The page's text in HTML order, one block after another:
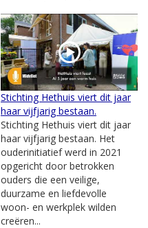
Stichting Hethuis viert dit jaar
haar vijfjarig bestaan.
Stichting Hethuis viert dit jaar
haar vijfjarig bestaan. Het
ouderinitiatief werd in 2021
opgericht door betrokken
ouders die een veilige,
duurzame en liefdevolle
woon- en werkplek wilden
creëren...